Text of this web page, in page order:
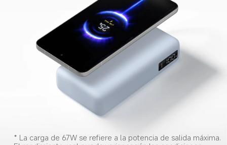
* La carga de 67W se refiere a la potencia de salida máxima.